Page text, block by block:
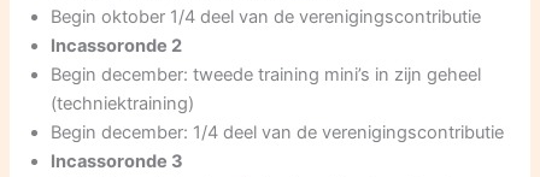
Begin oktober 1/4 deel van de verenigingscontributie
Incassoronde 2
Begin december: tweede training mini’s in zijn geheel
(techniektraining)
Begin december: 1/4 deel van de verenigingscontributie
Incassoronde 3